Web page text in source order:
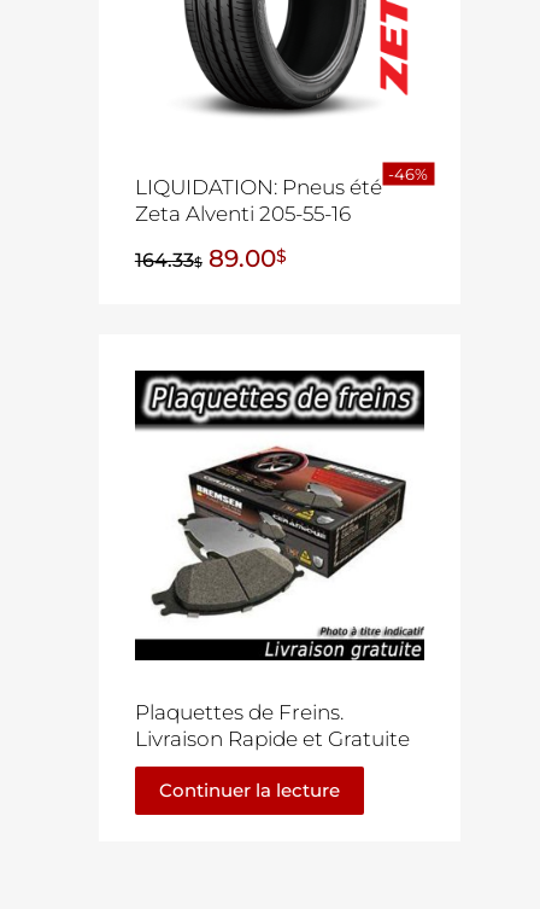
LIQUIDATION: Pneus été
Zeta Alventi 205-55-16
164.33$ 89.00$
-46%
Plaquettes de Freins.
Livraison Rapide et Gratuite
Continuer la lecture